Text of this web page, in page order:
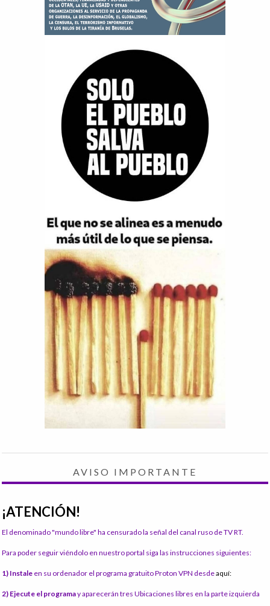
AVISO IMPORTANTE
¡ATENCIÓN!
El denominado "mundo libre" ha censurado la señal del canal ruso de TV RT.
Para poder seguir viéndolo en nuestro portal siga las instrucciones siguientes:
1) Instale en su ordenador el programa gratuito Proton VPN desdeaquí:
2) Ejecute el programay aparecerán tres Ubicaciones libres en la parte izquierda